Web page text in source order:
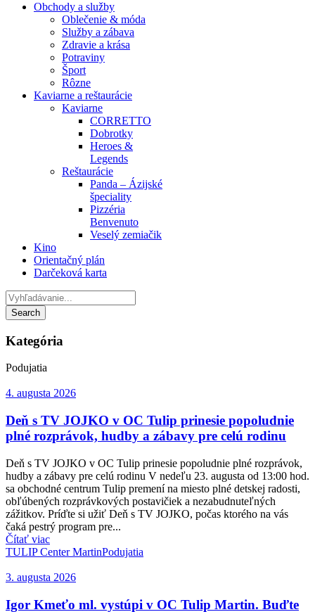
Obchody a služby
Oblečenie & móda
Služby a zábava
Zdravie a krása
Potraviny
Šport
Rôzne
Kaviarne a reštaurácie
Kaviarne
CORRETTO
Dobrotky
Heroes &
Legends
Reštaurácie
Panda – Ázijské
špeciality
Pizzéria
Benvenuto
Veselý zemiačik
Kino
Orientačný plán
Darčeková karta
Kategória
Podujatia
4. augusta 2026
Deň s TV JOJKO v OC Tulip prinesie popoludnie
plné rozprávok, hudby a zábavy pre celú rodinu
Deň s TV JOJKO v OC Tulip prinesie popoludnie plné rozprávok,
hudby a zábavy pre celú rodinu V nedeľu 23. augusta od 13:00 hod.
sa obchodné centrum Tulip premení na miesto plné detskej radosti,
obľúbených rozprávkových postavičiek a nezabudnuteľných
zážitkov. Príďte si užiť Deň s TV JOJKO, počas ktorého na vás
čaká pestrý program pre...
Čítať viac
TULIP Center MartinPodujatia
3. augusta 2026
Igor Kmeťo ml. vystúpi v OC Tulip Martin. Buďte